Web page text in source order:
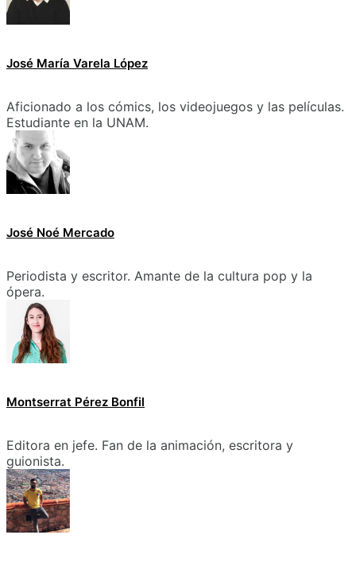
José María Varela López
Aficionado a los cómics, los videojuegos y las películas.
Estudiante en la UNAM.
José Noé Mercado
Periodista y escritor. Amante de la cultura pop y la
ópera.
Montserrat Pérez Bonfil
Editora en jefe. Fan de la animación, escritora y
guionista.